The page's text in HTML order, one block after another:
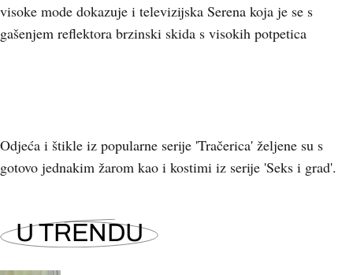
visoke mode dokazuje i televizijska Serena koja je se s
gašenjem reflektora brzinski skida s visokih potpetica
Odjeća i štikle iz popularne serije 'Tračerica' željene su s
gotovo jednakim žarom kao i kostimi iz serije 'Seks i grad'.
U TRENDU